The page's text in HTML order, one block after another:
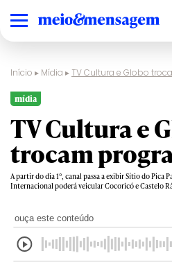
Início ▸ Mídia ▸ TV Cultura e Globo
mídia
TV Cultura e
trocam
A partir do dia 1º, canal passa a exibir Sítio do Pica
Internacional poderá veicular Cocoricó e Castelo
ouça este conteúdo